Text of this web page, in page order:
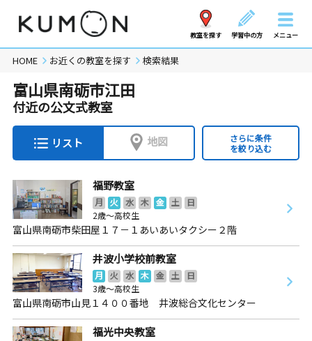
教室を探す 学習中の方 メニュー
HOME お近くの教室を探す 検索結果
富山県南砺市江田
付近の公文式教室
リスト 地図
さらに条件
を絞り込む
福野教室
月 火 水 木 金 土
日
2歳～高校生
富山県南砺市柴田屋１７－１あいあいタクシー２階
井波小学校前教室
月 火 水 木 金 土
日
3歳～高校生
富山県南砺市山見１４００番地 井波総合文化センター
福光中央教室